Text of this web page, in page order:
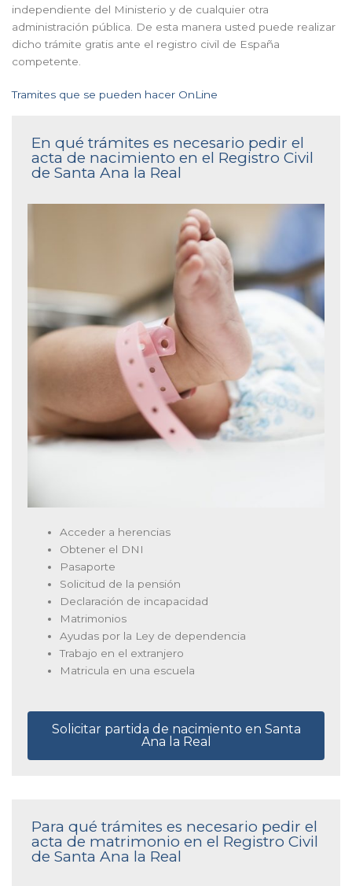
independiente del Ministerio y de cualquier otra
administración pública. De esta manera usted puede realizar
dicho trámite gratis ante el registro civil de España
competente.
Tramites que se pueden hacer OnLine
En qué trámites es necesario pedir el
acta de nacimiento en el Registro Civil
de Santa Ana la Real
Acceder a herencias
Obtener el DNI
Pasaporte
Solicitud de la pensión
Declaración de incapacidad
Matrimonios
Ayudas por la Ley de dependencia
Trabajo en el extranjero
Matricula en una escuela
Solicitar partida de nacimiento en Santa
Ana la Real
Para qué trámites es necesario pedir el
acta de matrimonio en el Registro Civil
de Santa Ana la Real